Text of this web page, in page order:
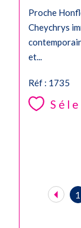
Proche
Cheychrys
et...
Réf : 1735
1